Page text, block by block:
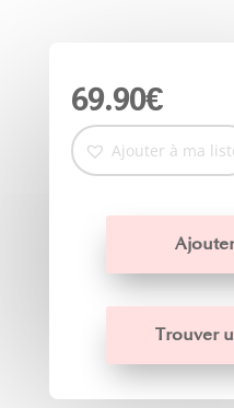
69.90€
Ajouter à ma
Trouver